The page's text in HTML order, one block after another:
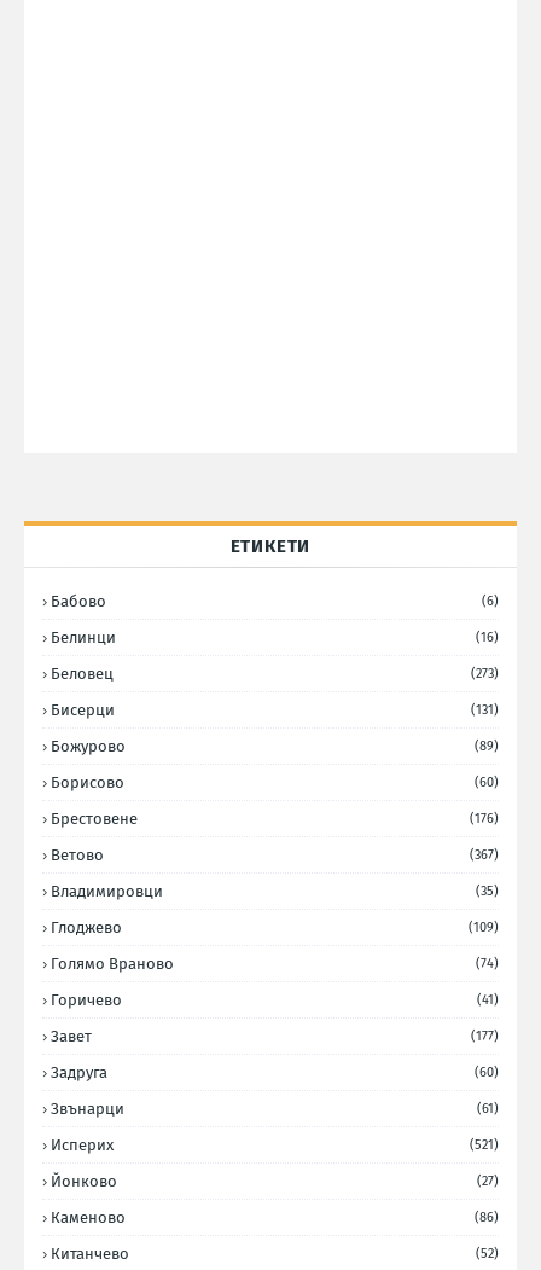
ЕТИКЕТИ
Бабово (6)
Белинци (16)
Беловец (273)
Бисерци (131)
Божурово (89)
Борисово (60)
Брестовене (176)
Ветово (367)
Владимировци (35)
Глоджево (109)
Голямо Враново (74)
Горичево (41)
Завет (177)
Задруга (60)
Звънарци (61)
Исперих (521)
Йонково (27)
Каменово (86)
Китанчево (52)